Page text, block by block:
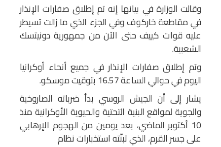
وقالت الوزارة في بيانها إنه تم إطلاق صفارات الإنذار
في مقاطعة خاركوف وفي الجزء الذي ما زالت تسيطر
عليه قوات كييف حتى الآن من جمهورية دونيتسك
الشعبية.
وتم إطلاق صفارات الإنذار في جميع أنحاء أوكرانيا
اليوم في حوالي الساعة 16.57 بتوقيت موسكو.
يشار إلى أن الجيش الروسي بدأ ضرباته الصاروخية
والجوية لمواقع البنية التحتية والحيوية الأوكرانية منذ
10 أكتوبر الماضي، بعد يومين من الهجوم الإرهابي
على جسر القرم، الذي تبنّته استخبارات نظام